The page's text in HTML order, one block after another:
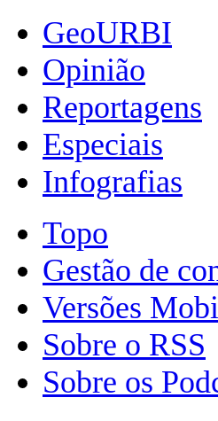
GeoURBI
Opinião
Reportagens
Especiais
Infografias
Topo
Gestão de
Versões
Sobre o RSS
Sobre os